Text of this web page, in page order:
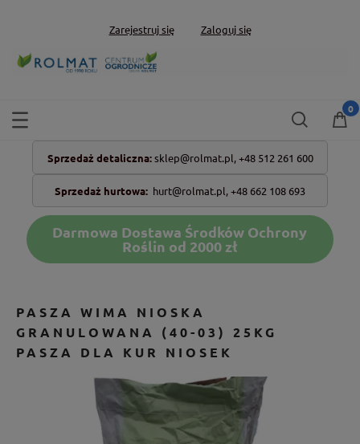
Zarejestruj się Zaloguj się
Sprzedaż detaliczna: sklep@rolmat.pl, +48 512 261 600
Sprzedaż hurtowa: hurt@rolmat.pl,+48 662 108 693
Darmowa Dostawa Środków Ochrony
Roślin od 2000 zł
PASZA WIMA NIOSKA
GRANULOWANA (40-03) 25KG
PASZA DLA KUR NIOSEK